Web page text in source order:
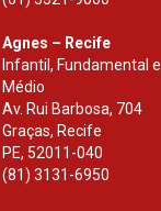
Agnes – Recife
Infantil, Fundamental e
Médio
Av. Rui Barbosa, 704
Graças, Recife
PE, 52011-040
(81) 3131-6950